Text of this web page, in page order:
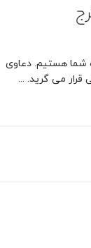
شما هستیم. دعاوی
قرار می گرید. ...